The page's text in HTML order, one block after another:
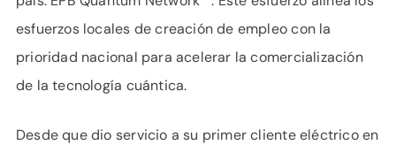
esfuerzos locales de creación de empleo con la
prioridad nacional para acelerar la comercialización
de la tecnología cuántica.
Desde que dio servicio a su primer cliente eléctrico en